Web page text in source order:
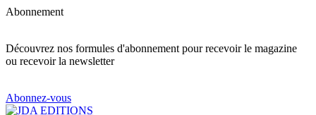
Abonnement
Découvrez nos formules d'abonnement pour recevoir le magazine
ou recevoir la newsletter
Abonnez-vous